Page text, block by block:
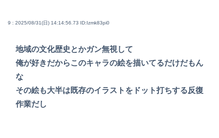
9 : 2025/08/31(日) 14:14:56.73 ID:Izmk83pi0
地域の文化歴史とかガン無視して
俺が好きだからこのキャラの絵を描いてるだけだもん
な
その絵も大半は既存のイラストをドット打ちする反復
作業だし